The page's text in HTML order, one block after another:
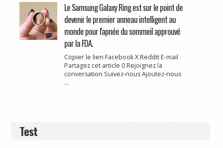
Le Samsung Galaxy Ring est sur le point de
devenir le premier anneau intelligent au
monde pour l'apnée du sommeil approuvé
par la FDA.
Copier le lien Facebook X Reddit E-mail
Partagez cet article 0 Rejoignez la
conversation Suivez-nous Ajoutez-nous
...
Test